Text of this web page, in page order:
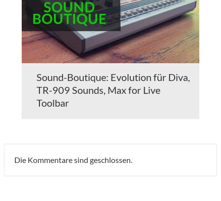
Sound-Boutique: Evolution für Diva,
TR-909 Sounds, Max for Live
Toolbar
Die Kommentare sind geschlossen.